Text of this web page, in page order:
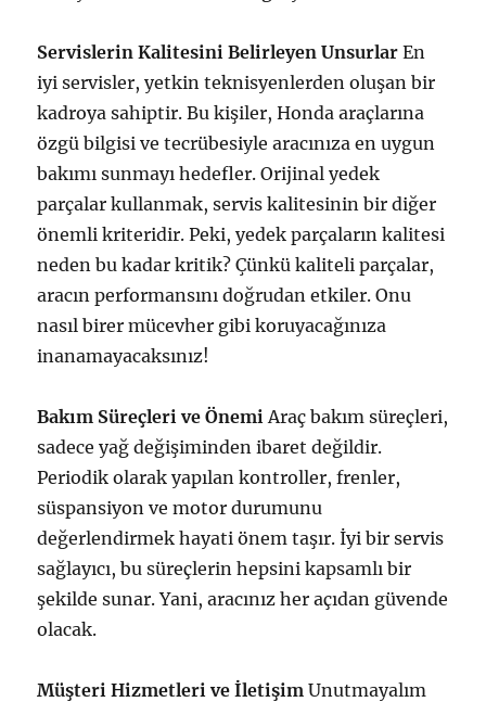
Servislerin Kalitesini Belirleyen Unsurlar En
iyi servisler, yetkin teknisyenlerden oluşan bir
kadroya sahiptir. Bu kişiler, Honda araçlarına
özgü bilgisi ve tecrübesiyle aracınıza en uygun
bakımı sunmayı hedefler. Orijinal yedek
parçalar kullanmak, servis kalitesinin bir diğer
önemli kriteridir. Peki, yedek parçaların kalitesi
neden bu kadar kritik? Çünkü kaliteli parçalar,
aracın performansını doğrudan etkiler. Onu
nasıl birer mücevher gibi koruyacağınıza
inanamayacaksınız!
Bakım Süreçleri ve Önemi Araç bakım süreçleri,
sadece yağ değişiminden ibaret değildir.
Periodik olarak yapılan kontroller, frenler,
süspansiyon ve motor durumunu
değerlendirmek hayati önem taşır. İyi bir servis
sağlayıcı, bu süreçlerin hepsini kapsamlı bir
şekilde sunar. Yani, aracınız her açıdan güvende
olacak.
Müşteri Hizmetleri ve İletişim Unutmayalım